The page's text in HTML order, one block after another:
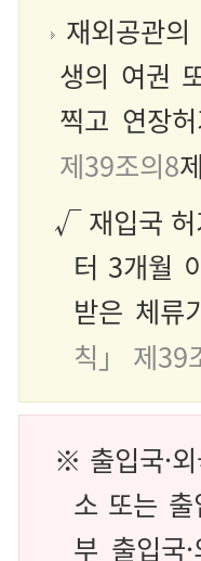
재외공관
생의 여권
찍고 연장
제39조의8
√ 재입국 허
터 3개월
받은 체류
칙」 제39
※ 출입국·
소 또는 출
부 출입국